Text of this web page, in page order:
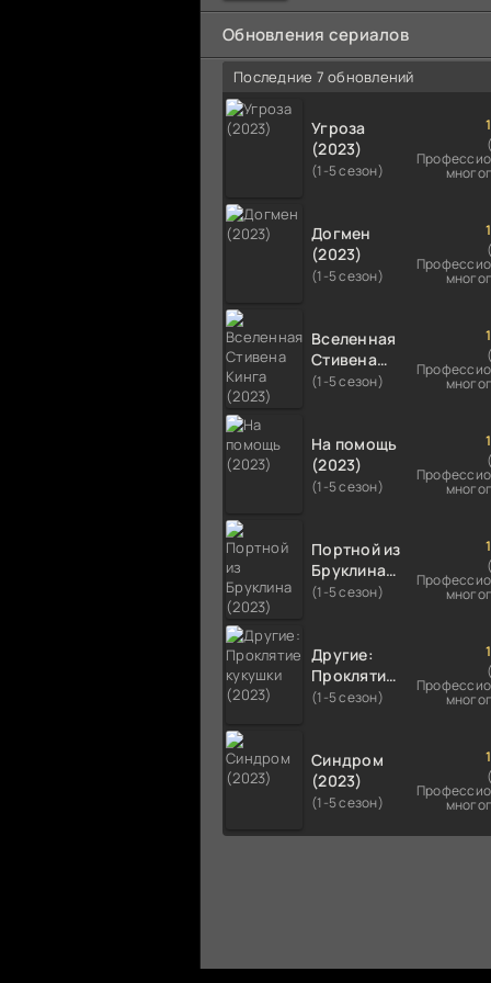
намного
Обновления сериалов
Последние 7 обновлений
Угроза
(2023)
(1-5 сезон)
Догмен
(2023)
(1-5 сезон)
Вселенная
Стивена
Кинга
(1-5 сезон)
На помощь
(2023)
(1-5 сезон)
Портной из
Бруклина
(2023)
(1-5 сезон)
Другие:
Проклятие
кукушки
(1-5 сезон)
Синдром
(2023)
(1-5 сезон)